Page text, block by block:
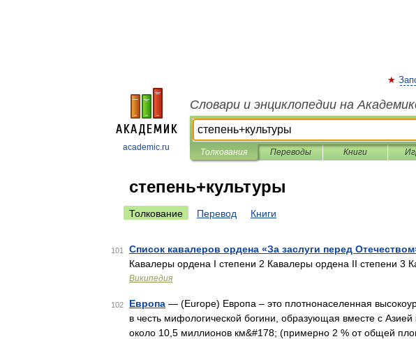
academic.ru
Словари и энциклопедии на
Толкования Переводы Книги
степень+культуры
Толкование Перевод Книги
101 Список кавалеров ордена «За заслуги перед
Кавалеры ордена I степени 2 Кавалеры ордена II степени 3
Википедия
102 Европа — (Europe) Европа – это плотнонаселенная
в честь мифологической богини, образующая вместе с
около 10,5 миллионов км&#178; (примерно 2 % от общей